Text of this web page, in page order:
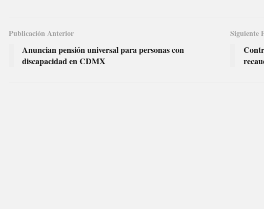
Publicación Anterior
Anuncian pensión universal para personas con
discapacidad en CDMX
Siguiente